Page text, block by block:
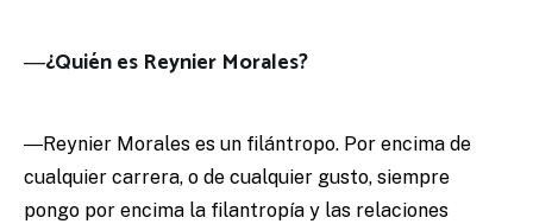
―¿Quién es Reynier Morales?
―Reynier Morales es un filántropo. Por encima de
cualquier carrera, o de cualquier gusto, siempre
pongo por encima la filantropía y las relaciones